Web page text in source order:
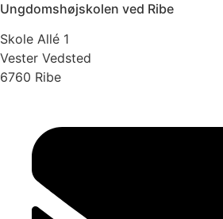
Ungdomshøjskolen ved Ribe
Skole Allé 1
Vester Vedsted
6760 Ribe